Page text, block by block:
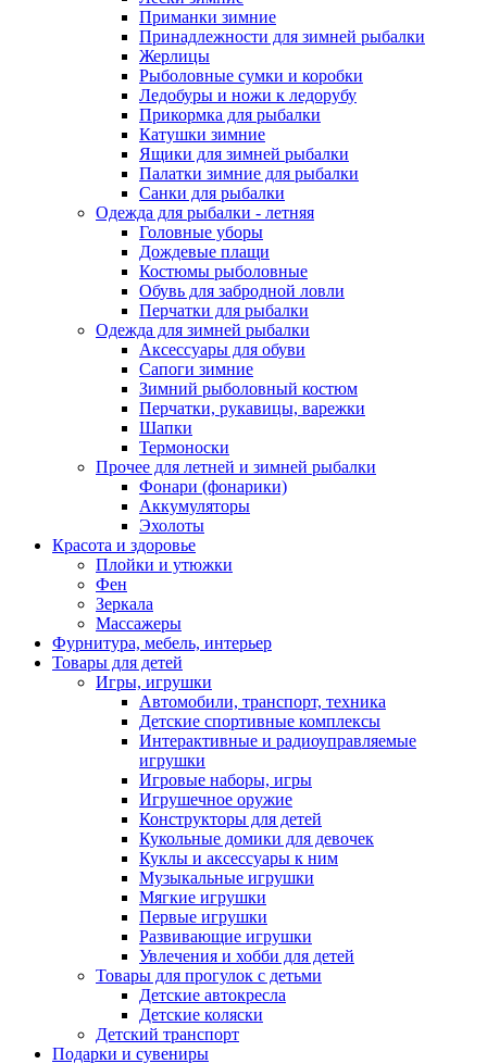
Приманки зимние
Принадлежности для зимней рыбалки
Жерлицы
Рыболовные сумки и коробки
Ледобуры и ножи к ледорубу
Прикормка для рыбалки
Катушки зимние
Ящики для зимней рыбалки
Палатки зимние для рыбалки
Санки для рыбалки
Одежда для рыбалки - летняя
Головные уборы
Дождевые плащи
Костюмы рыболовные
Обувь для забродной ловли
Перчатки для рыбалки
Одежда для зимней рыбалки
Аксессуары для обуви
Сапоги зимние
Зимний рыболовный костюм
Перчатки, рукавицы, варежки
Шапки
Термоноски
Прочее для летней и зимней рыбалки
Фонари (фонарики)
Аккумуляторы
Эхолоты
Красота и здоровье
Плойки и утюжки
Фен
Зеркала
Массажеры
Фурнитура, мебель, интерьер
Товары для детей
Игры, игрушки
Автомобили, транспорт, техника
Детские спортивные комплексы
Интерактивные и радиоуправляемые
игрушки
Игровые наборы, игры
Игрушечное оружие
Конструкторы для детей
Кукольные домики для девочек
Куклы и аксессуары к ним
Музыкальные игрушки
Мягкие игрушки
Первые игрушки
Развивающие игрушки
Увлечения и хобби для детей
Товары для прогулок с детьми
Детские автокресла
Детские коляски
Детский транспорт
Подарки и сувениры